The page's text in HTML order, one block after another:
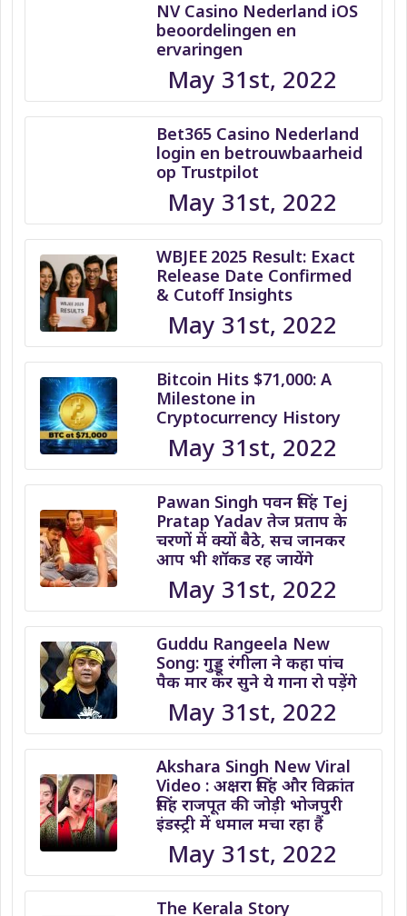
NV Casino Nederland iOS
beoordelingen en
ervaringen
May 31st, 2022
Bet365 Casino Nederland
login en betrouwbaarheid
op Trustpilot
May 31st, 2022
WBJEE 2025 Result: Exact
Release Date Confirmed
& Cutoff Insights
May 31st, 2022
Bitcoin Hits $71,000: A
Milestone in
Cryptocurrency History
May 31st, 2022
Pawan Singh पवन सिंह Tej
Pratap Yadav तेज प्रताप के
चरणों में क्यों बैठे, सच जानकर
आप भी शॉकड रह जायेंगे
May 31st, 2022
Guddu Rangeela New
Song: गुड्डू रंगीला ने कहा पांच
पैक मार कर सुने ये गाना रो पड़ेंगे
May 31st, 2022
Akshara Singh New Viral
Video : अक्षरा सिंह और विक्रांत
सिंह राजपूत की जोड़ी भोजपुरी
इंडस्ट्री में धमाल मचा रहा हैं
May 31st, 2022
The Kerala Story